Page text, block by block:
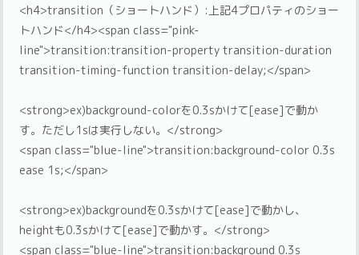
<h4>transition（ショートハンド）:上記4プロパティのショー
トハンド</h4><span class="pink-
line">transition:transition-property transition-duration
transition-timing-function transition-delay;</span>
<strong>ex)background-colorを0.3sかけて[ease]で動か
す。ただし1sは実行しない。</strong>
<span class="blue-line">transition:background-color 0.3s
ease 1s;</span>
<strong>ex)backgroundを0.3sかけて[ease]で動かし、
heightも0.3sかけて[ease]で動かす。</strong>
<span class="blue-line">transition:background 0.3s